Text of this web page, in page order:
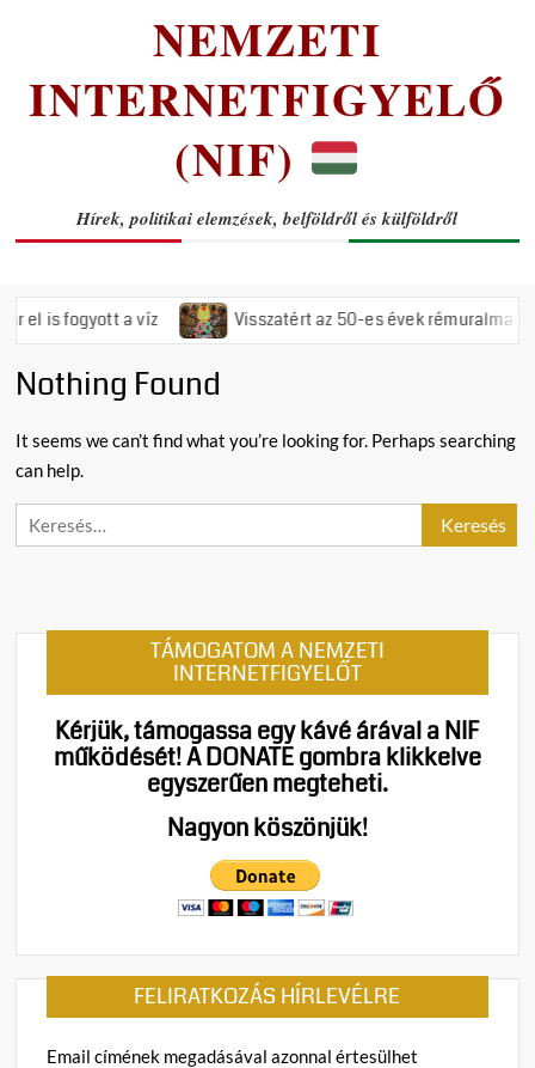
NEMZETI
INTERNETFIGYELŐ
(NIF)
Hírek, politikai elemzések, belföldről és külföldről
is fogyott a víz Visszatért az 50-es évek rémuralma:
Nothing Found
It seems we can’t find what you’re looking for. Perhaps searching
can help.
Keresés:
TÁMOGATOM A NEMZETI
INTERNETFIGYELŐT
Kérjük, támogassa egy kávé árával a NIF
működését!A DONATE gombra klikkelve
egyszerűen megteheti.
Nagyon köszönjük!
FELIRATKOZÁS HÍRLEVÉLRE
Email címének megadásával azonnal értesülhet